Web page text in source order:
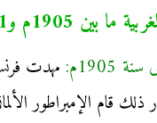
1905م:
مهدت